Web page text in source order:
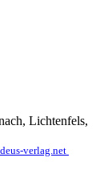
Lichtenfels,
verlag.net